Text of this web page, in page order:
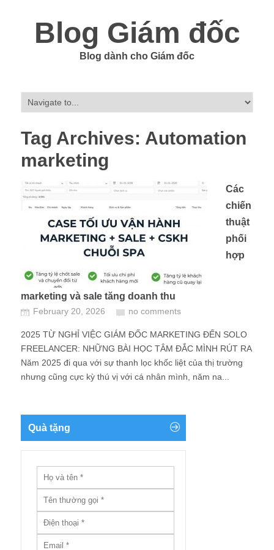
Blog Giám đốc
Blog dành cho Giám đốc
Tag Archives: Automation
marketing
Các
chiến
thuật
phối
hợp
marketing và sale tăng doanh thu
February 20, 2026 no comments
2025 TỪ NGHỈ VIỆC GIÁM ĐỐC MARKETING ĐẾN SOLO
FREELANCER: NHỮNG BÀI HỌC TÂM ĐẮC MÌNH RÚT RA
Năm 2025 đi qua với sự thanh lọc khốc liệt của thị trường
nhưng cũng cực kỳ thú vị với cá nhân mình, năm na...
Quà tặng